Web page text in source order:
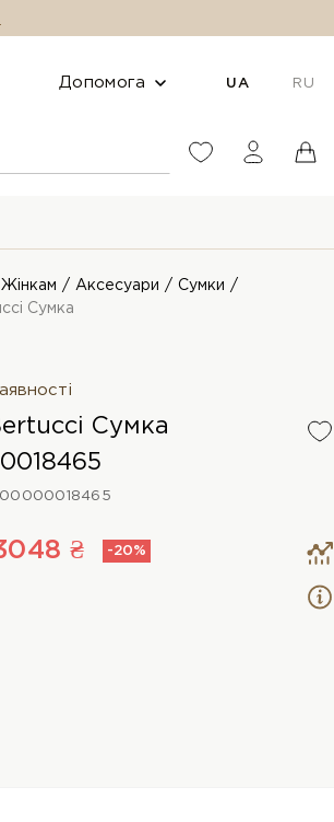
Допомога UA RU
Жінкам Аксесуари
Сумки
Сумка
Сумка
₴ -20%